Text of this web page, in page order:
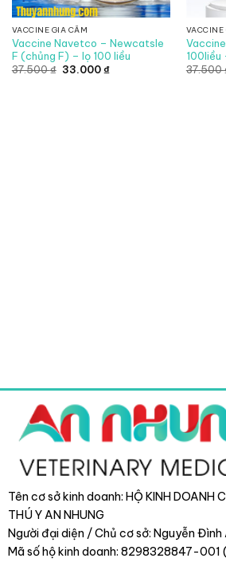
VACCINE GIA CẦM
Vaccine Navetco – Newcatsle
F (chủng F) – lọ 100 liều
37.500₫ Giá
33.000₫Giá
VACCINE
100liều
37.500
Tên cơ sở kinh doanh: HỘ KINH DOANH
THÚ Y AN NHUNG
Người đại diện / Chủ cơ sở: Nguyễn Đình
Mã số hộ kinh doanh: 8298328847-001